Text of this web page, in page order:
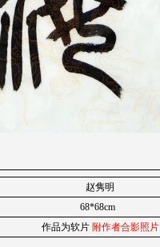
赵隽明
68*68cm
作品为软片 附作者合影照片